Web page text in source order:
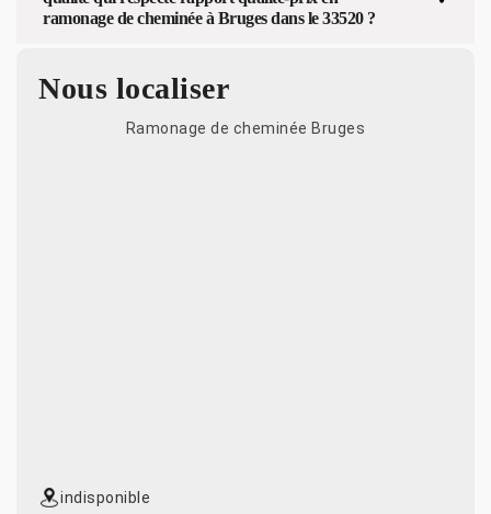
ramonage de cheminée à Bruges dans le 33520 ?
Nous localiser
Ramonage de cheminée Bruges
indisponible